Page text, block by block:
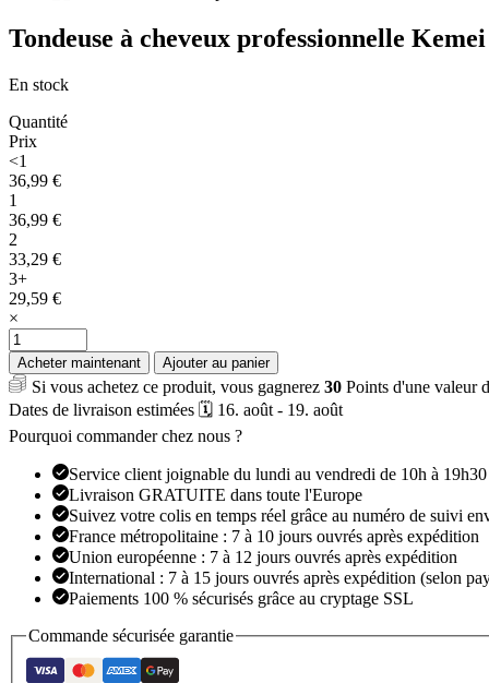
Tondeuse à cheveux professionnelle
En stock
Quantité
Prix
<1
36,99 €
1
36,99 €
2
33,29 €
3+
29,59 €
×
quantité
de
Tondeuse
à
cheveux
professionnelle
KM-
Acheter maintenant Ajouter au panier
Si vous achetez ce produit, vous gagnerez 30 Points d'une valeur
Dates de livraison estimées 🗓️ 16. août - 19. août
Pourquoi commander chez nous ?
Service client joignable du lundi au vendredi de 10h à 19h30
Livraison GRATUITE dans toute l'Europe
Suivez votre colis en temps réel grâce au numéro de suivi
France métropolitaine : 7 à 10 jours ouvrés après expédition
Union européenne : 7 à 12 jours ouvrés après expédition
International : 7 à 15 jours ouvrés après expédition (selon
Paiements 100 % sécurisés grâce au cryptage SSL
Commande sécurisée garantie